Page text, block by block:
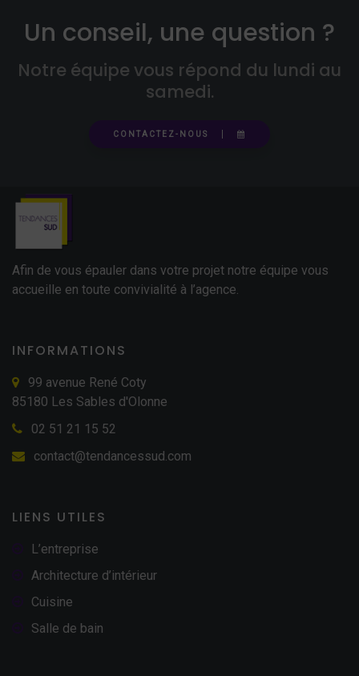
Un conseil, une question ?
Notre équipe vous répond du lundi au
samedi.
CONTACTEZ-NOUS
Afin de vous épauler dans votre projet notre équipe vous
accueille en toute convivialité à l’agence.
INFORMATIONS
99 avenue René Coty
85180 Les Sables d'Olonne
02 51 21 15 52
contact@tendancessud.com
LIENS UTILES
L’entreprise
Architecture d’intérieur
Cuisine
Salle de bain